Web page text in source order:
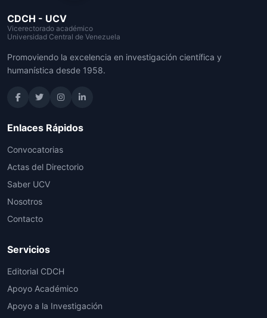
CDCH - UCV
Vicerectorado académico
Universidad Central de Venezuela
Promoviendo la excelencia en investigación científica y
humanística desde 1958.
Enlaces Rápidos
Convocatorias
Actas del Directorio
Saber UCV
Nosotros
Contacto
Servicios
Editorial CDCH
Apoyo Académico
Apoyo a la Investigación